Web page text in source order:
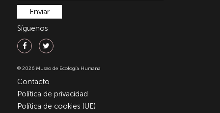
Síguenos
© 2026 Museo de Ecología Humana
Contacto
Política de privacidad
Política de cookies (UE)